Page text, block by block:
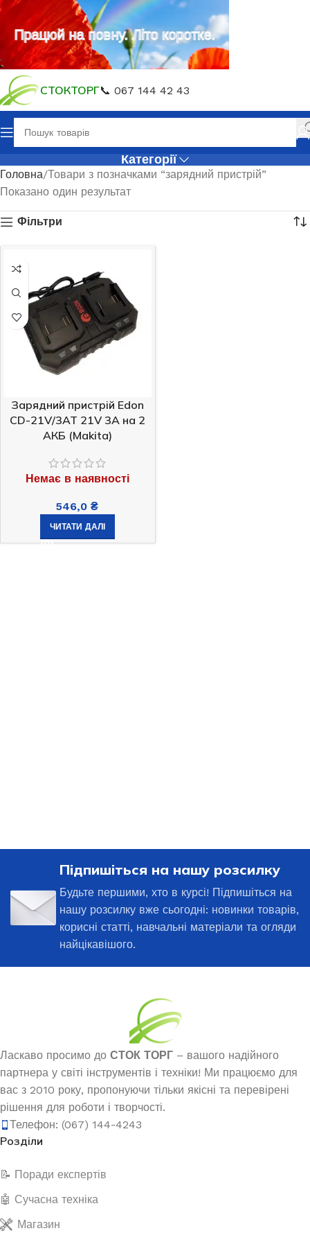
СТОКТОРГ📞 067 144 42 43
Категорії
Головна Товари з позначками “зарядний пристрій”
Показано один результат
Фільтри
Зарядний пристрій Edon
CD-21V/3AT 21V 3A на 2
АКБ (Makita)
Немає в наявності
546,0₴
ЧИТАТИ ДАЛІ
Підпишіться на нашу розсилку
Будьте першими, хто в курсі! Підпишіться на
нашу розсилку вже сьогодні: новинки товарів,
корисні статті, навчальні матеріали та огляди
найцікавішого.
Ласкаво просимо до СТОК ТОРГ – вашого надійного
партнера у світі інструментів і техніки! Ми працюємо для
вас з 2010 року, пропонуючи тільки якісні та перевірені
рішення для роботи і творчості.
Телефон: (067) 144-4243
Розділи
📝 Поради експертів
🤖 Сучасна техніка
Магазин
Працюй на повну. Літо коротке.